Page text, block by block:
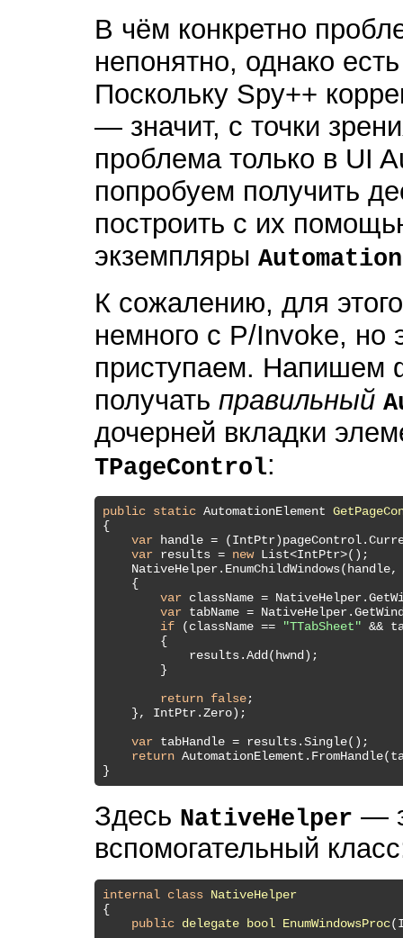
В чём конкретно
непонятно, однако
Поскольку Spy++
— значит, с точки
проблема только в UI
попробуем получить
построить с их
экземпляры
К сожалению, для
немного с P/Invoke, но
приступаем. Напишем
получать правильный
дочерней вкладки
TPageControl:
public static AutomationElement
{
var handle =
var results = new List<IntPtr>();
NativeHelper.EnumChildWindows(handle,
    {
var className =
var tabName =
if (className == "TTabSheet" &&
        {
            results.Add(hwnd);
        }
return false;
    }, IntPtr.Zero);
var tabHandle = results.Single();
return
Здесь NativeHelper —
вспомогательный
internal class NativeHelper
{
public delegate bool EnumWindowsProc(